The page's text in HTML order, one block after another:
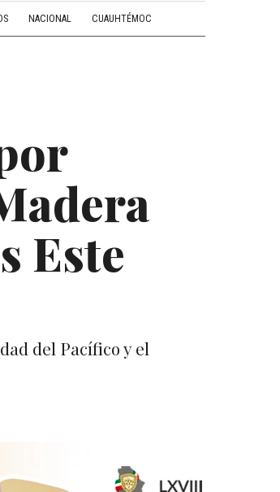
NACIONAL CUAUHTÉMOC
Este
del Pacífico y el